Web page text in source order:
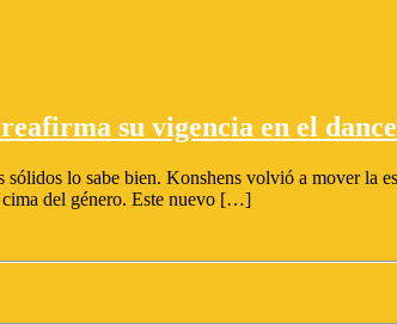
su vigencia en el
lo sabe bien. Konshens volvió a mover la
cima del género. Este nuevo […]